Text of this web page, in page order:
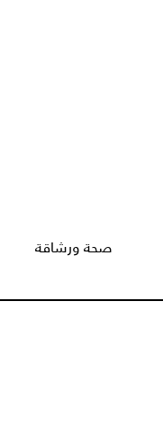
صحة ورشاقة